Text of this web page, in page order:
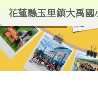
花蓮縣玉里鎮
導覽列
花蓮縣玉里鎮大禹國